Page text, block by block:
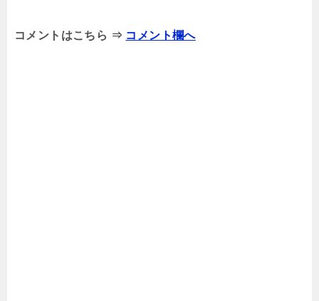
コメントはこちら ⇒ コメント欄へ